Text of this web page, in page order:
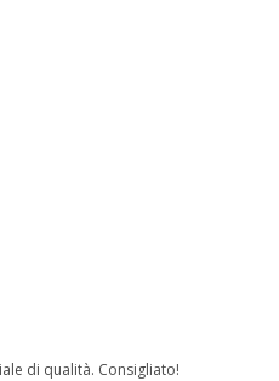
di qualità. Consigliato!